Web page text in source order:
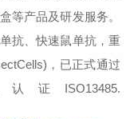
等产品及研发服务。
抗、快速鼠单抗，重
，已正式通过
证ISO13485.